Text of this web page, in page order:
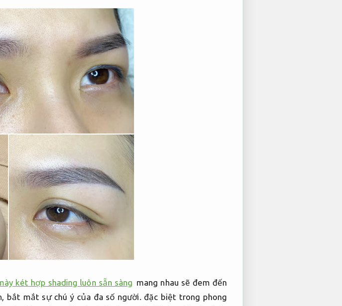
két hợp shading luôn sẵn sàng mang nhau sẽ đem đến
bắt mắt sự chú ý của đa số người. đặc biệt trong phong